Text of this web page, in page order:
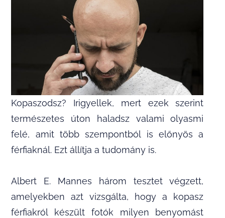
Kopaszodsz? Irigyellek, mert ezek szerint
természetes úton haladsz valami olyasmi
felé, amit több szempontból is előnyös a
férfiaknál. Ezt állítja a tudomány is.
Albert E. Mannes három tesztet végzett,
amelyekben azt vizsgálta, hogy a kopasz
férfiakról készült fotók milyen benyomást